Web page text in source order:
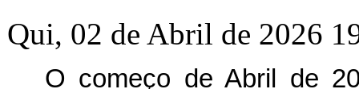
Qui, 02 de Abril de 2026
O começo de Abril de